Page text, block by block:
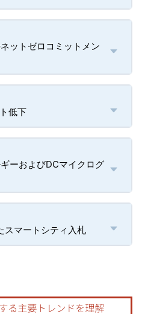
ットゼロコミットメン
低下
ーおよびDCマイクログ
スマートシティ入札